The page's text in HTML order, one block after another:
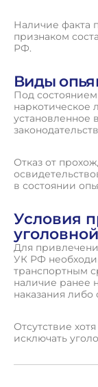
Наличие факта
признаком
РФ.
Виды
Под
наркотическое
установленное
Отказ от
в состоянии
Условия
Для
УК РФ
транспортным
наличие ранее
наказания либо
Отсутствие
исключать